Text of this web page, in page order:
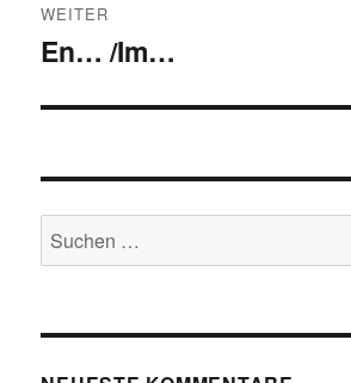
WEITER
Nächster
En… /Im…
Suchen
nach: